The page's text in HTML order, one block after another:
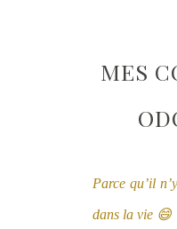
MES
Parce qu’il
dans la vie 😄